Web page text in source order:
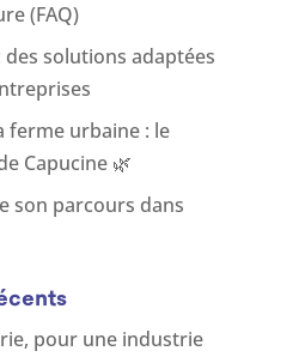
(FAQ)
des solutions adaptées
ferme urbaine : le
Capucine 🌿
son parcours dans
pour une industrie